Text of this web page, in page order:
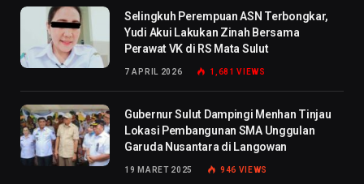
Selingkuh Perempuan ASN Terbongkar,
Yudi Akui Lakukan Zinah Bersama
Perawat VK di RS Mata Sulut
7 APRIL 2026 1,681VIEWS
Gubernur Sulut Dampingi Menhan Tinjau
Lokasi Pembangunan SMA Unggulan
Garuda Nusantara di Langowan
19 MARET 2025 946 VIEWS